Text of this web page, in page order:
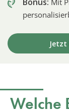
Jetzt
Welche